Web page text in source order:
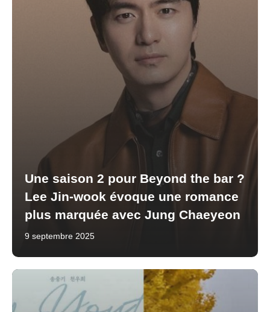
Une saison 2 pour Beyond the bar ?
Lee Jin-wook évoque une romance
plus marquée avec Jung Chaeyeon
9 septembre 2025